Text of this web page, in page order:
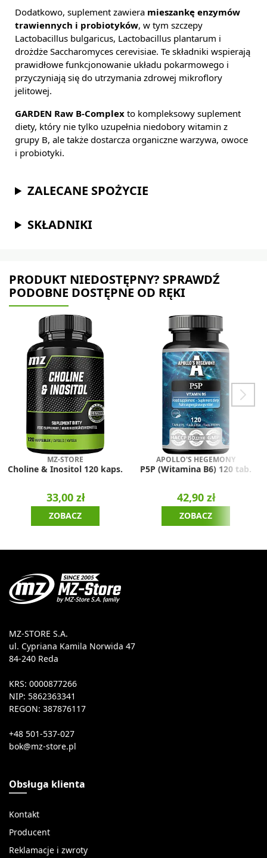
Dodatkowo, suplement zawiera mieszankę enzymów
trawiennych i probiotyków, w tym szczepy
Lactobacillus bulgaricus, Lactobacillus plantarum i
drożdże Saccharomyces cerevisiae. Te składniki wspierają
prawidłowe funkcjonowanie układu pokarmowego i
przyczyniają się do utrzymania zdrowej mikroflory
jelitowej.
GARDEN Raw B-Complex to kompleksowy suplement
diety, który nie tylko uzupełnia niedobory witamin z
grupy B, ale także dostarcza organiczne warzywa, owoce
i probiotyki.
ZALECANE SPOŻYCIE
SKŁADNIKI
PRODUKT NIEDOSTĘPNY? SPRAWDŹ
PODOBNE DOSTĘPNE OD RĘKI
MZ-STORE
Choline & Inositol 120 kaps.
33,00 zł
ZOBACZ
APOLLO'S HEGEMONY
P5P (Witamina B6) 120 tab.
42,90 zł
ZOBACZ
MZ-STORE S.A.
ul. Cypriana Kamila Norwida 47
84-240 Reda
KRS: 0000877266
NIP: 5862363341
REGON: 387876117
+48 501-537-027
Obsługa klienta
Kontakt
Producent
Reklamacje i zwroty